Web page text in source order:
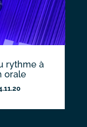
rythme à
orale